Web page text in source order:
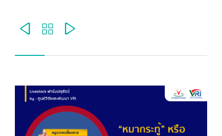
  